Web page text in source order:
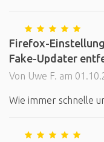
Firefox-
Fake-Updater
Von Uwe F. am
Wie immer schnelle